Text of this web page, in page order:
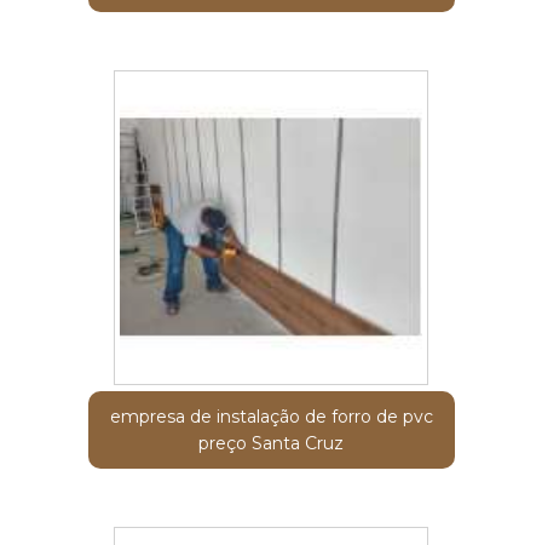
empresa de instalação de forro de pvc
preço Santa Cruz